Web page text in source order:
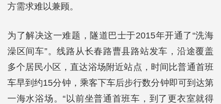
方需求难以兼顾。
为了解决这一难题，隧道巴士于2015年开通了“洗海
澡区间车”。线路从长春路曹县路站发车，沿途覆盖
多个居民小区，直达浴场附近站点，时间比普通首班
车早到约15分钟，乘客下车后步行数分钟即可到达第
一海水浴场。“以前坐普通首班车，到了更衣室就得